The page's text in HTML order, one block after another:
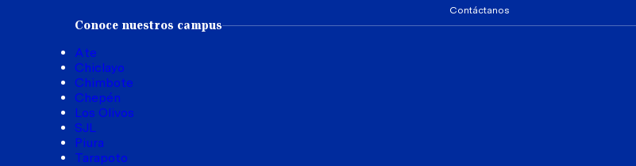
Contáctanos
Conoce nuestros campus
Ate
Chiclayo
Chimbote
Chepén
Los Olivos
SJL
Piura
Tarapoto